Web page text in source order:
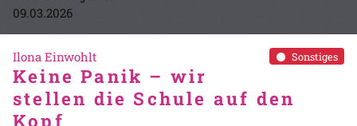
09.03.2026
Sonstiges
Ilona Einwohlt
Keine Panik – wir
stellen die Schule auf den
Kopf